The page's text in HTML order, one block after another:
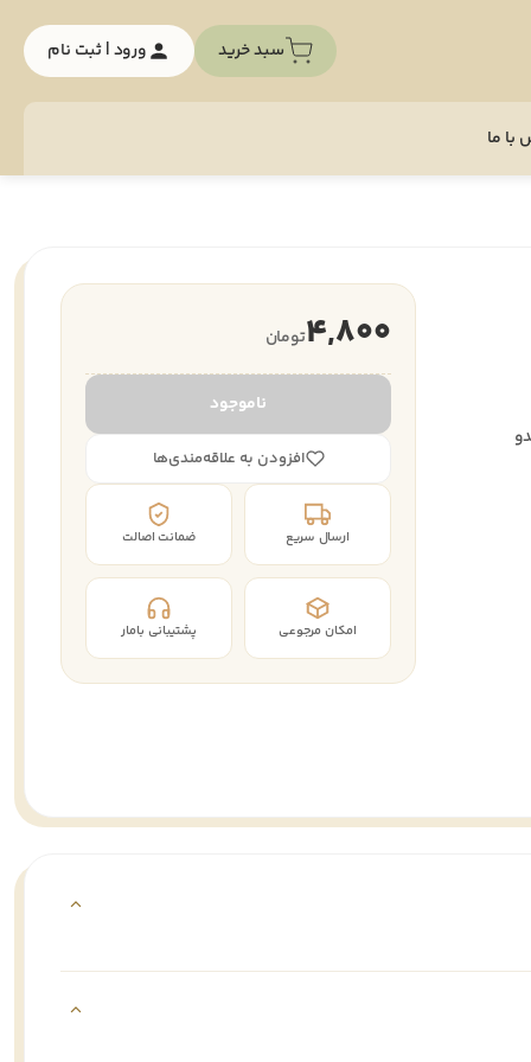
سبد خرید ورود | ثبت نام
با ما
4,800تومان
ناموجود
افزودن به علاقه‌مندی‌ها
ارسال سریع ضمانت اصالت
امکان مرجوعی پشتیبانی بامار